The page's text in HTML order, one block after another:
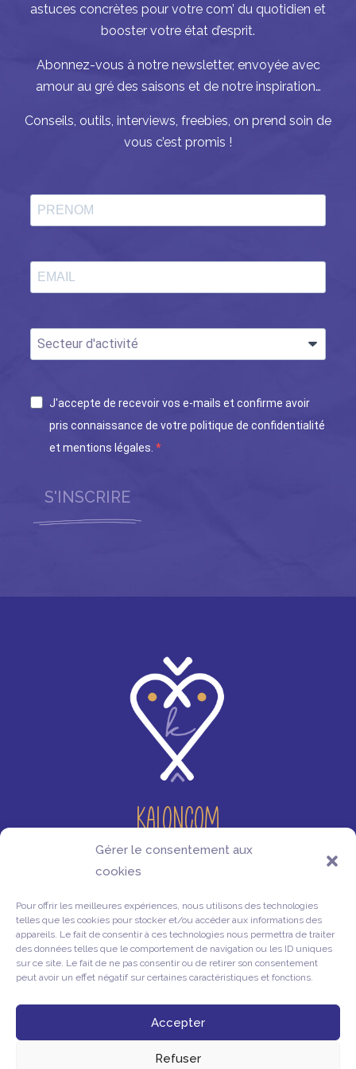
Gérer le consentement aux
cookies
Pour offrir les meilleures expériences, nous utilisons des technologies
telles que les cookies pour stocker et/ou accéder aux informations des
appareils. Le fait de consentir à ces technologies nous permettra de traiter
des données telles que le comportement de navigation ou les ID uniques
sur ce site. Le fait de ne pas consentir ou de retirer son consentement
peut avoir un effet négatif sur certaines caractéristiques et fonctions.
Accepter
Refuser
astuces concrètes pour votre com’ du quotidien et
booster votre état d’esprit.
Abonnez-vous à notre newsletter, envoyée avec
amour au gré des saisons et de notre inspiration…
Conseils, outils, interviews, freebies, on prend soin de
vous c’est promis !
J'accepte de recevoir vos e-mails et confirme avoir
pris connaissance de votre politique de confidentialité
et mentions légales.
S'INSCRIRE
Kaloncom
Agence de communication 360˚ en Bretagne.
Informations
Mentions légales
Politique de confidentialité